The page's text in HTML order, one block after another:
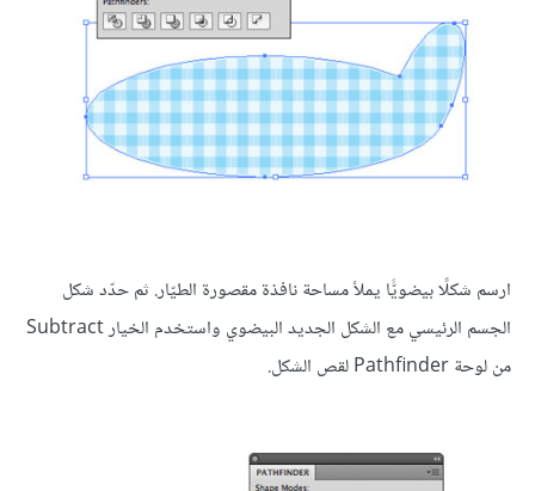
ارسم شكلًا بيضويًّا يملأ مساحة نافذة مقصورة الطيّار. ثم حدّد شكل
الجسم الرئيسي مع الشكل الجديد البيضوي واستخدم الخيار Subtract
من لوحة Pathfinder لقص الشكل.